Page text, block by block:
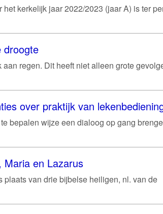
kerkelijk jaar 2022/2023 (jaar A) is ter
droogte
regen. Dit heeft niet alleen grote
over praktijk van
bepalen wijze een dialoog op gang
en Lazarus
van drie bijbelse heiligen, nl. van de